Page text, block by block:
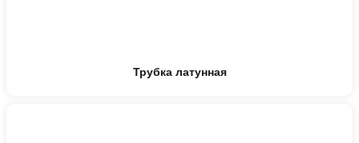
Трубка латунная